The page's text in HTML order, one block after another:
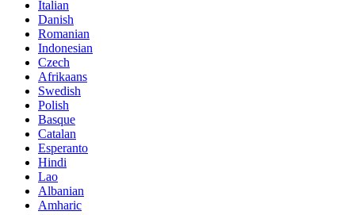
Italian
Danish
Romanian
Indonesian
Czech
Afrikaans
Swedish
Polish
Basque
Catalan
Esperanto
Hindi
Lao
Albanian
Amharic